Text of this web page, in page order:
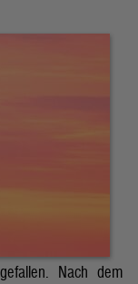
Nach dem